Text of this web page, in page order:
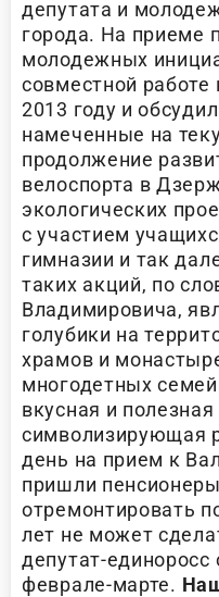
депутата и
города. На приеме
молодежных
совместной работе
2013 году и
намеченные на
продолжение
велоспорта в
экологических
с участием
гимназии и так
таких акций, по
Владимировича,
голубики на
храмов и
многодетных
вкусная и полезная
символизирующая
день на прием к
пришли
отремонтировать
лет не может
депутат-
феврале-марте.